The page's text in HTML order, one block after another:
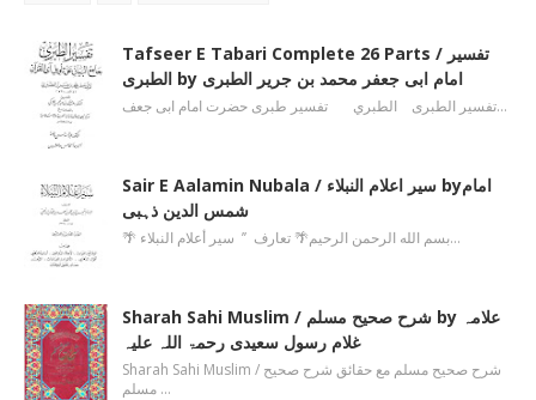
Tafseer E Tabari Complete 26 Parts / تفسیر
الطبری by امام ابی جعفر محمد بن جریر الطبری
تفسیر الطبری الطبري تفسیر طبری حضرت امام ابی جعف…
Sair E Aalamin Nubala / سیر اعلام النبلاء byامام
شمس الدین ذہبی
🌴 بسم الله الرحمن الرحیم🌴 تعارف ’’ سیر أعلام النبلاء…
Sharah Sahi Muslim / شرح صحیح مسلم by علامہ
غلام رسول سعیدی رحمۃ اللہ علیہ
Sharah Sahi Muslim / شرح صحیح مسلم مع حقائق شرح صحیح
مسلم …